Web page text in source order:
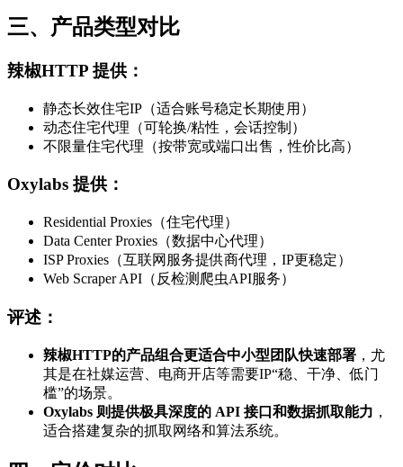
三、产品类型对比
辣椒HTTP 提供：
静态长效住宅IP（适合账号稳定长期使用）
动态住宅代理（可轮换/粘性，会话控制）
不限量住宅代理（按带宽或端口出售，性价比高）
Oxylabs 提供：
Residential Proxies（住宅代理）
Data Center Proxies（数据中心代理）
ISP Proxies（互联网服务提供商代理，IP更稳定）
Web Scraper API（反检测爬虫API服务）
评述：
辣椒HTTP的产品组合更适合中小型团队快速部署 ，尤
其是在社媒运营、电商开店等需要IP“稳、干净、低门
槛”的场景。
Oxylabs 则提供极具深度的 API 接口和数据抓取能力 ，
适合搭建复杂的抓取网络和算法系统。